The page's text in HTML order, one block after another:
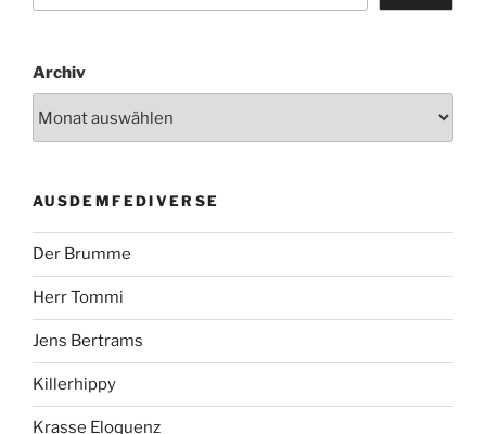
Archiv
AUSDEMFEDIVERSE
Der Brumme
Herr Tommi
Jens Bertrams
Killerhippy
Krasse Eloquenz